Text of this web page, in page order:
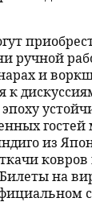
ручной
и
к
из
на